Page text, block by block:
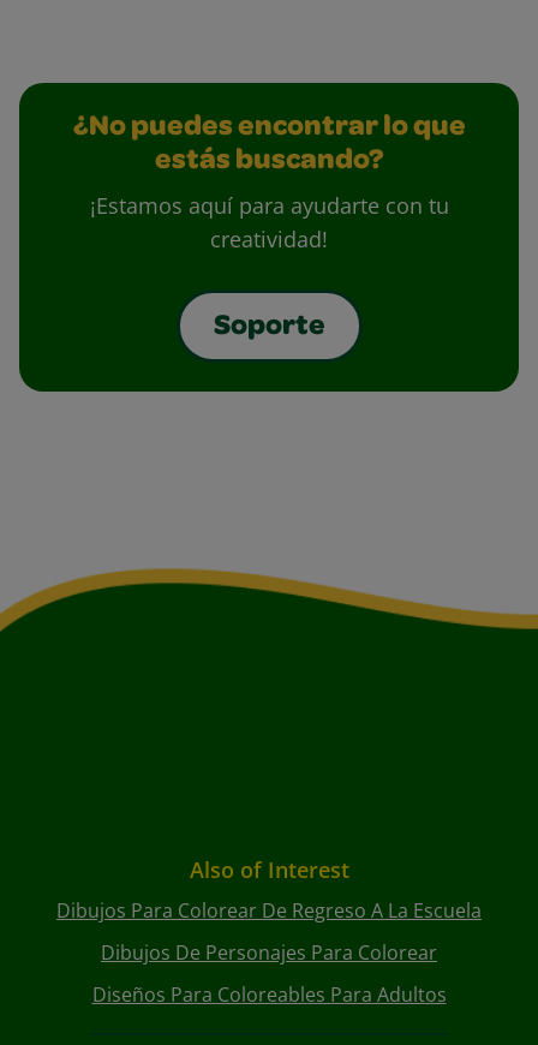
¿No puedes encontrar lo que
estás buscando?
¡Estamos aquí para ayudarte con tu
creatividad!
Soporte
Also of Interest
Dibujos Para Colorear De Regreso A La Escuela
Dibujos De Personajes Para Colorear
Diseños Para Coloreables Para Adultos